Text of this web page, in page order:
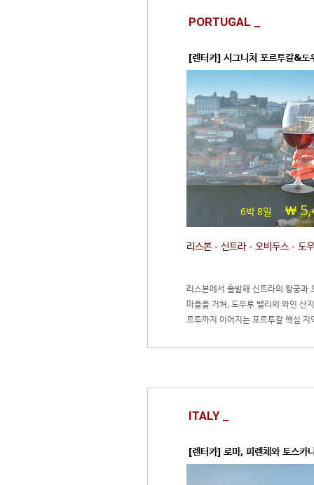
PORTUGAL _
6박 8일
리스본 - 신트라 - 오비두스 - 도
리스본에서 출발해 신트라의 왕궁과
마을을 거쳐, 도우루 밸리의 와인 산
르투까지 이어지는 포르투갈 핵심 지
ITALY _
[렌터카] 로마, 피렌체와 토스카